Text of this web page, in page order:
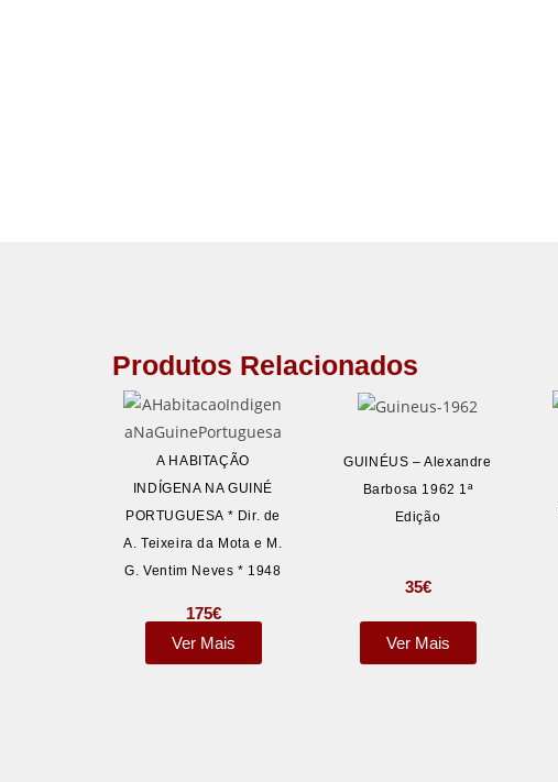
Produtos Relacionados
A HABITAÇÃO
INDÍGENA NA GUINÉ
PORTUGUESA * Dir. de
A. Teixeira da Mota e M.
G. Ventim Neves * 1948
175€
Ver Mais
GUINÉUS – Alexandre
Barbosa 1962 1ª
Edição
35€
Ver Mais